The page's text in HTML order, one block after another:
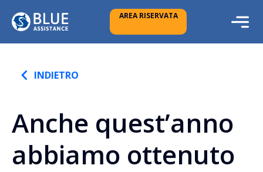
AREA RISERVATA
INDIETRO
Anche quest’anno
abbiamo ottenuto